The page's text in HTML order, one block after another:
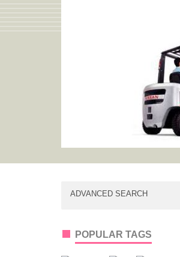
ADVANCED SEARCH
POPULAR TAGS